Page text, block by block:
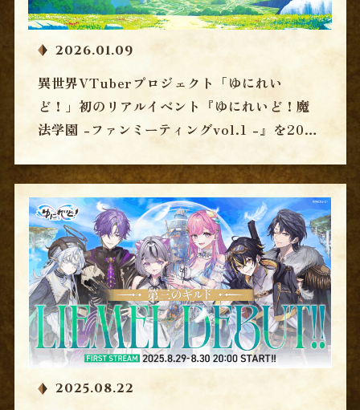
2026.01.09
異世界VTuberプロジェクト「ゆにれい
ど！」初のリアルイベント『ゆにれいど！魔
法学園 -ファンミーティングvol.1 -』を2026
2025.08.22